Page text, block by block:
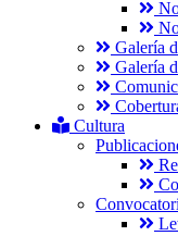
Galería
Galería
Cultura